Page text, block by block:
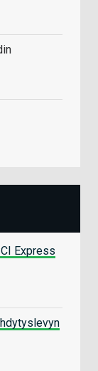
Express